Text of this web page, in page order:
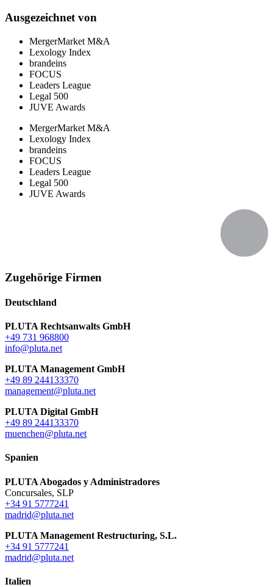
Ausgezeichnet von
MergerMarket M&A
Lexology Index
brandeins
FOCUS
Leaders League
Legal 500
JUVE Awards
MergerMarket M&A
Lexology Index
brandeins
FOCUS
Leaders League
Legal 500
JUVE Awards
Zugehörige Firmen
Deutschland
PLUTA Rechtsanwalts GmbH
+49 731 968800
info@pluta.net
PLUTA Management GmbH
+49 89 244133370
management@pluta.net
PLUTA Digital GmbH
+49 89 244133370
muenchen@pluta.net
Spanien
PLUTA Abogados y Administradores
Concursales, SLP
+34 91 5777241
madrid@pluta.net
PLUTA Management Restructuring, S.L.
+34 91 5777241
madrid@pluta.net
Italien